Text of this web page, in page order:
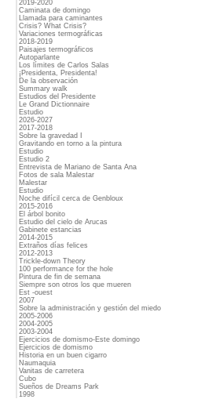
2019-2020
Caminata de domingo
Llamada para caminantes
Crisis? What Crisis?
Variaciones termográficas
2018-2019
Paisajes termográficos
Autoparlante
Los límites de Carlos Salas
¡Presidenta, Presidenta!
De la observación
Summary walk
Estudios del Presidente
Le Grand Dictionnaire
Estudio
2026-2027
2017-2018
Sobre la gravedad I
Gravitando en torno a la pintura
Estudio
Estudio 2
Entrevista de Mariano de Santa Ana
Fotos de sala Malestar
Malestar
Estudio
Noche difícil cerca de Genbloux
2015-2016
El árbol bonito
Estudio del cielo de Arucas
Gabinete estancias
2014-2015
Extraños días felices
2012-2013
Trickle-down Theory
100 performance for the hole
Pintura de fin de semana
Siempre son otros los que mueren
Est -ouest
2007
Sobre la administración y gestión del miedo
2005-2006
2004-2005
2003-2004
Ejercicios de domismo-Este domingo
Ejercicios de domismo
Historia en un buen cigarro
Naumaquia
Vanitas de carretera
Cubo
Sueños de Dreams Park
1998